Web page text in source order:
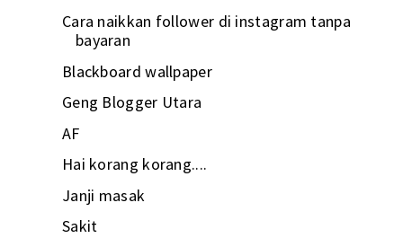
Cara naikkan follower di instagram tanpa
bayaran
Blackboard wallpaper
Geng Blogger Utara
AF
Hai korang korang....
Janji masak
Sakit